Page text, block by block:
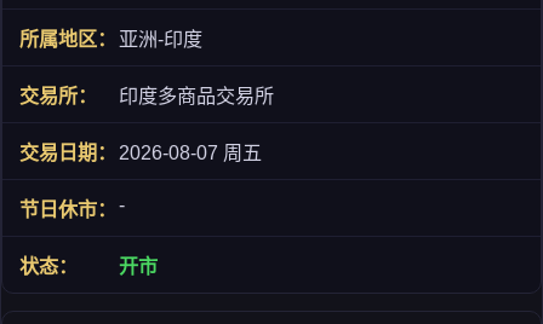
亚洲-印度
印度多商品交易所
2026-08-07 周五
-
开市